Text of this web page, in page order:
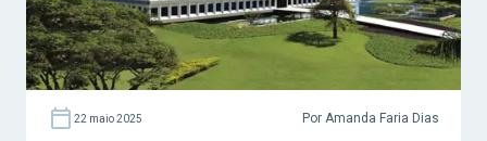
22 maio 2025 Por Amanda Faria Dias